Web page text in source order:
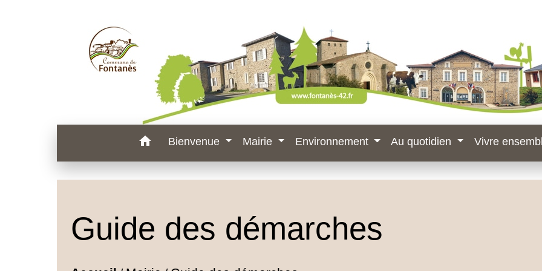
home Bienvenue Mairie Environnement Au quotidien Vivre
Guide des démarches